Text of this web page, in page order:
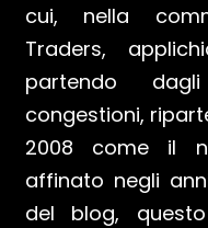
cui, nella
Traders,
partendo
congestioni,
2008 come il
affinato negli
del blog,